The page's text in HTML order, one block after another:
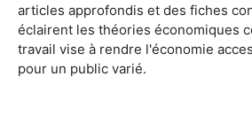
articles approfondis et des fiches
éclairent les théories économiques
travail vise à rendre l'économie
pour un public varié.